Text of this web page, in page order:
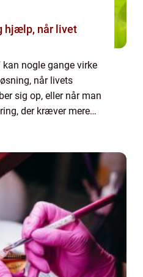
nogle gange virke
når livets
sig op, eller når man
der kræver mere